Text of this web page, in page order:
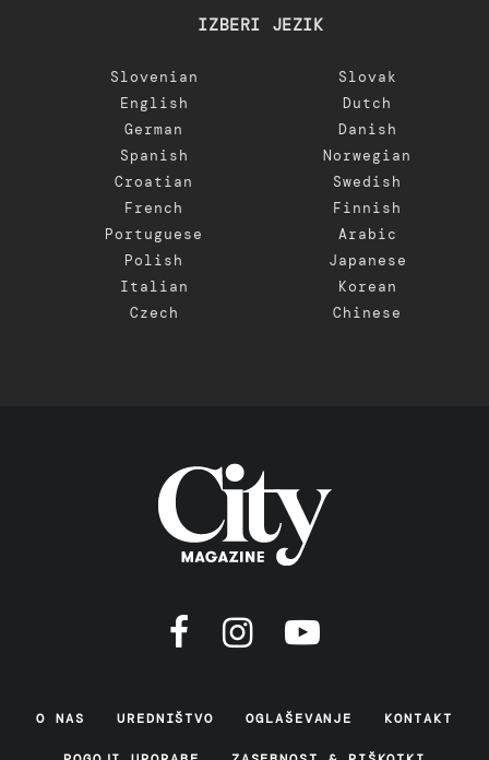
IZBERI JEZIK
Slovenian
English
German
Spanish
Croatian
French
Portuguese
Polish
Italian
Czech
Slovak
Dutch
Danish
Norwegian
Swedish
Finnish
Arabic
Japanese
Korean
Chinese
O NAS UREDNIŠTVO OGLAŠEVANJE KONTAKT